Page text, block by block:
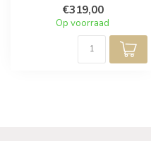
draaifun...
€319,00
Op voorraad